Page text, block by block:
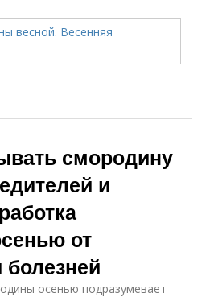
смородину
и
от
осенью подразумевает